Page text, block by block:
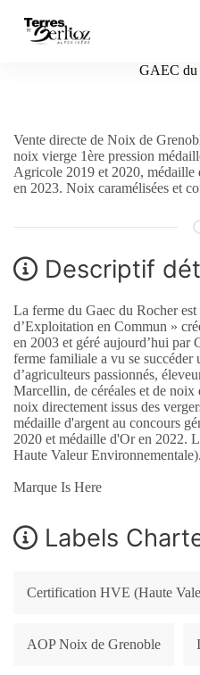
P
c
o
n
t
n
GAEC
Vente directe de Noix de
noix vierge 1ère pression
Agricole 2019 et 2020,
en 2023. Noix caramélisées et
Descriptif
La ferme du Gaec du Rocher
d’Exploitation en Commun »
en 2003 et géré aujourd’hui par
ferme familiale a vu se succéder
d’agriculteurs passionnés,
Marcellin, de céréales et de
noix directement issus des
médaille d'argent au concours
2020 et médaille d'Or en 2022.
Haute Valeur Environnementale).
Marque Is Here
Labels
Certification HVE (Haute
AOP Noix de Grenoble